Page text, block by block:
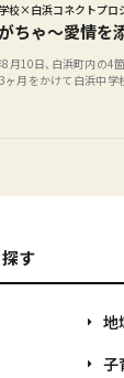
校×白浜コネクトプロ
ちゃ〜愛情を
月10日、白浜町内の4
ヶ月をかけて白浜中学
す
地
子